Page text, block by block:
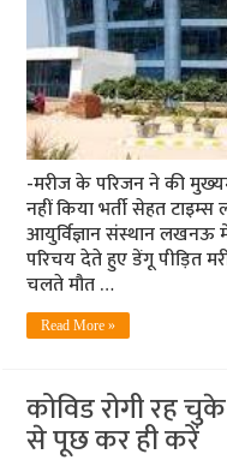
-मरीज के परिजन ने की
नहीं किया भर्ती सेहत
आयुर्विज्ञान संस्थान लखनऊ
परिचय देते हुए डेंगू पीड़ित
चलते मौत …
Read More »
कोविड रोगी रह
से पूछ कर ही करें